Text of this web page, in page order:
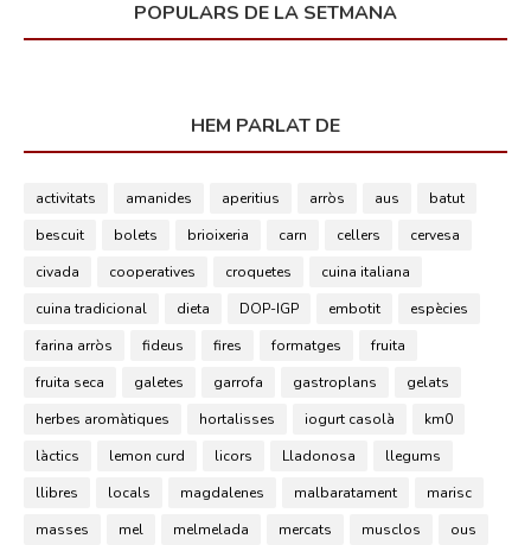
POPULARS DE LA SETMANA
HEM PARLAT DE
activitats amanides aperitius arròs aus
batut
bescuit
bolets brioixeria carn cellers
cervesa
civada
cooperatives croquetes
cuina italiana
cuina tradicional
dieta DOP-IGP embotit
espècies
farina arròs
fideus fires formatges
fruita
fruita seca
galetes garrofa gastroplans
gelats
herbes aromàtiques
hortalisses iogurt casolà
km0
làctics
lemon curd licors Lladonosa
llegums
llibres
locals magdalenes malbaratament
marisc
masses
mel melmelada mercats musclos ous